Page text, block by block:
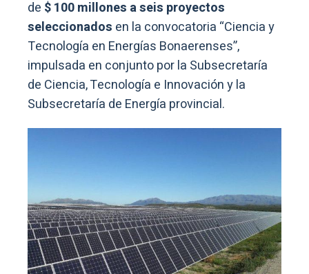
de $ 100 millones a seis proyectos
seleccionados en la convocatoria “Ciencia y
Tecnología en Energías Bonaerenses”,
impulsada en conjunto por la Subsecretaría
de Ciencia, Tecnología e Innovación y la
Subsecretaría de Energía provincial.